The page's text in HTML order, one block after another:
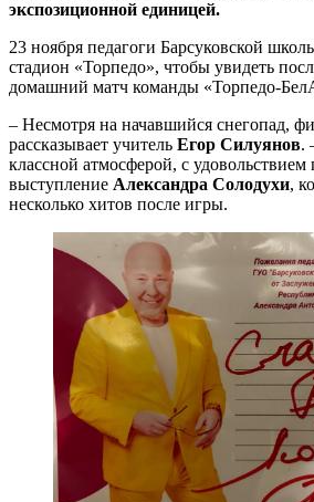
экспозиционной единицей.
23 ноября педагоги Барсуковской
стадион «Торпедо», чтобы увидеть
домашний матч команды «Торпедо-
– Несмотря на начавшийся снегопад,
рассказывает учитель Егор Силуянов.
классной атмосферой, с удовольствием
выступление Александра Солодухи,
несколько хитов после игры.